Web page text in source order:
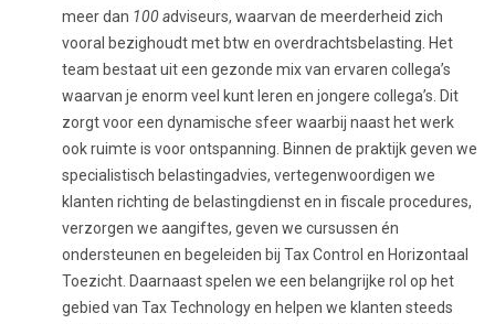
meer dan 100 adviseurs, waarvan de meerderheid zich
vooral bezighoudt met btw en overdrachtsbelasting. Het
team bestaat uit een gezonde mix van ervaren collega’s
waarvan je enorm veel kunt leren en jongere collega’s. Dit
zorgt voor een dynamische sfeer waarbij naast het werk
ook ruimte is voor ontspanning. Binnen de praktijk geven we
specialistisch belastingadvies, vertegenwoordigen we
klanten richting de belastingdienst en in fiscale procedures,
verzorgen we aangiftes, geven we cursussen én
ondersteunen en begeleiden bij Tax Control en Horizontaal
Toezicht. Daarnaast spelen we een belangrijke rol op het
gebied van Tax Technology en helpen we klanten steeds